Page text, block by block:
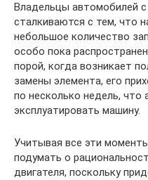
Владельцы автомобилей
сталкиваются с тем, что
небольшое количество
особо пока
порой, когда возникает
замены элемента, его
по несколько недель, что
эксплуатировать машину.
Учитывая все эти
подумать о
двигателя, поскольку